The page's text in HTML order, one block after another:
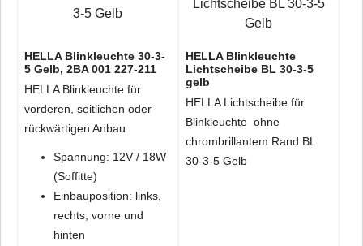
HELLA Blinkleuchte 30-3-
5 Gelb, 2BA 001 227-211
HELLA Blinkleuchte für
vorderen, seitlichen oder
rückwärtigen Anbau
Spannung: 12V / 18W
(Soffitte)
Einbauposition: links,
rechts, vorne und
hinten
HELLA Blinkleuchte
Lichtscheibe BL 30-3-5
gelb
HELLA Lichtscheibe für
Blinkleuchte ohne
chrombrillantem Rand BL
30-3-5 Gelb